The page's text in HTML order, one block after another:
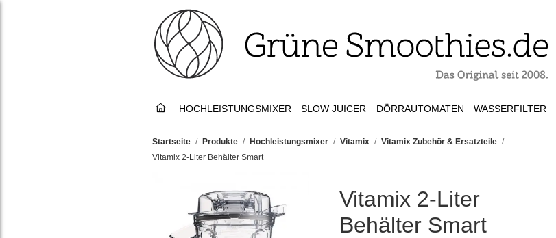
HOCHLEISTUNGSMIXER SLOW JUICER DÖRRAUTOMATEN WASSERFILTER
Startseite / Produkte / Hochleistungsmixer / Vitamix / Vitamix Zubehör & Ersatzteile /
Vitamix 2-Liter Behälter Smart
Vitamix 2-Liter
Behälter Smart